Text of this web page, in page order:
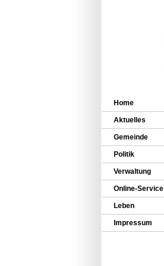
Home
Aktuelles
Gemeinde
Politik
Verwaltung
Online-Service
Leben
Impressum